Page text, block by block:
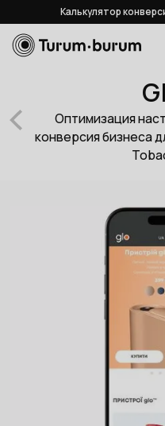
Калькулятор
Оптимизация
конверсия бизнеса